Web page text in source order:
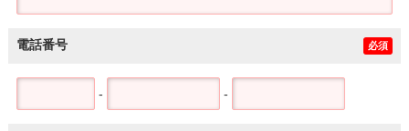
電話番号 必須
- -